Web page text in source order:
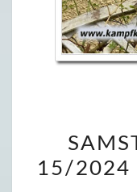
15/2024